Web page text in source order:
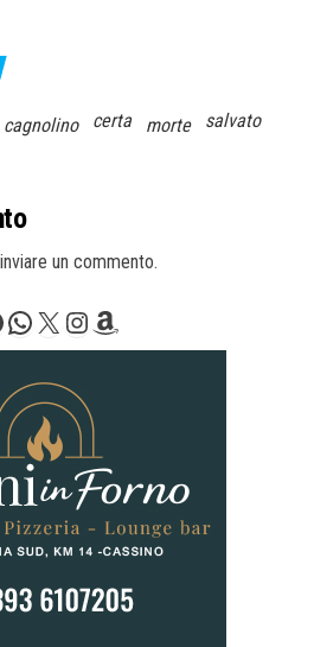
cagnolino certa morte
salvato
un commento.
WhatsApp
X Instagram
Amazon